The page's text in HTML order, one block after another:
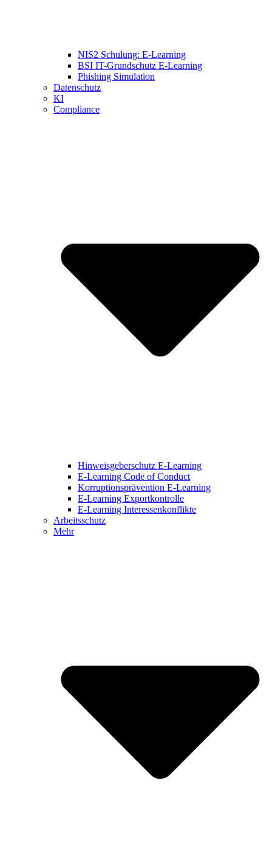
NIS2 Schulung: E-Learning
BSI IT-Grundschutz E-Learning
Phishing Simulation
Datenschutz
KI
Compliance
Hinweisgeberschutz E-Learning
E-Learning Code of Conduct
Korruptionsprävention E-Learning
E-Learning Exportkontrolle
E-Learning Interessenkonflikte
Arbeitsschutz
Mehr